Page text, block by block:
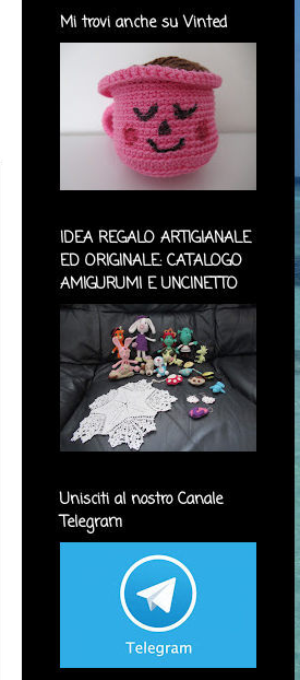
Mi trovi anche su Vinted
IDEA REGALO ARTIGIANALE
ED ORIGINALE: CATALOGO
AMIGURUMI E UNCINETTO
Unisciti al nostro Canale
Telegram